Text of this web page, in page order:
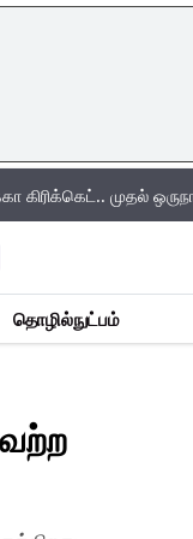
முதல் ஒருநாள்
தொழில்நுட்பம்